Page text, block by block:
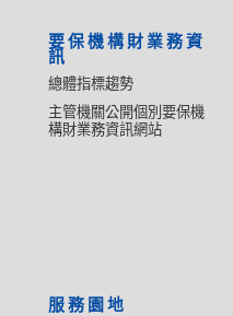
要保機構財業務資
訊
總體指標趨勢
主管機關公開個別要保機
構財業務資訊網站
服務園地